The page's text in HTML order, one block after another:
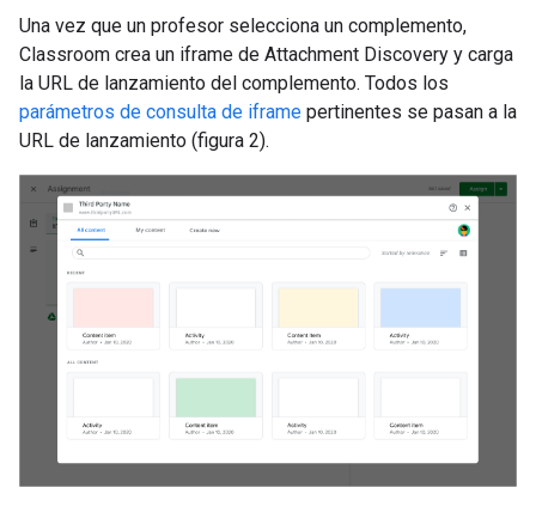
Una vez que un profesor selecciona un complemento,
Classroom crea un iframe de Attachment Discovery y carga
la URL de lanzamiento del complemento. Todos los
parámetros de consulta de iframe pertinentes se pasan a la
URL de lanzamiento (figura 2).